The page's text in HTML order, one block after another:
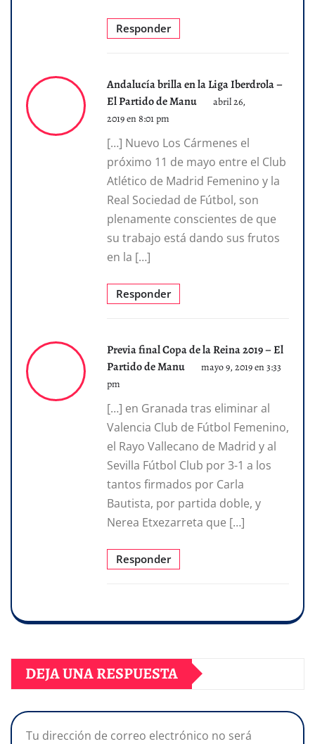
Responder
Andalucía brilla en la Liga Iberdrola –
El Partido de Manu
abril 26,
2019 en 8:01 pm
[…] Nuevo Los Cármenes el
próximo 11 de mayo entre el Club
Atlético de Madrid Femenino y la
Real Sociedad de Fútbol, son
plenamente conscientes de que
su trabajo está dando sus frutos
en la […]
Responder
Previa final Copa de la Reina 2019 – El
Partido de Manu
mayo 9, 2019 en 3:33
pm
[…] en Granada tras eliminar al
Valencia Club de Fútbol Femenino,
el Rayo Vallecano de Madrid y al
Sevilla Fútbol Club por 3-1 a los
tantos firmados por Carla
Bautista, por partida doble, y
Nerea Etxezarreta que […]
Responder
DEJA UNA RESPUESTA
Tu dirección de correo electrónico no será